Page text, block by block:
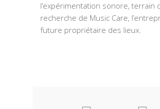
l’expérimentation sonore, terrain
recherche de Music Care,
future propriétaire des lieux.